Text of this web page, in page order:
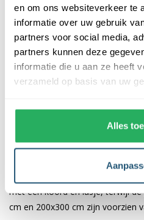
en om ons websiteverkeer te
informatie over uw gebruik
partners voor social media,
partners kunnen deze
informatie die u aan ze heeft
verzameld op basis van uw
Alles
De afwerking van onze vlaggen
voorzien van een sterke
bijdraagt aan hun duurzaamheid
vlag vanEen aan in verschillende
cm, 70x100 cm, 100x150 cm,
Afhankelijk van de afmetingen
voorzien van verschillende
met een koord en lusje, terwijl
cm en 200x300 cm zijn voorzien